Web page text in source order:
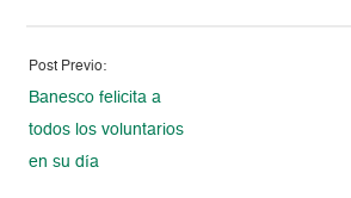
Post Previo:
Banesco felicita a
todos los voluntarios
en su día